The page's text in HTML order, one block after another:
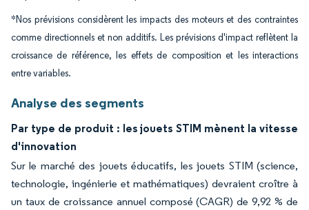
*Nos prévisions considèrent les impacts des moteurs et des contraintes
comme directionnels et non additifs. Les prévisions d'impact reflètent la
croissance de référence, les effets de composition et les interactions
entre variables.
Analyse des segments
Par type de produit : les jouets STIM mènent la vitesse
d'innovation
Sur le marché des jouets éducatifs, les jouets STIM (science,
technologie, ingénierie et mathématiques) devraient croître à
un taux de croissance annuel composé (CAGR) de 9,92 % de